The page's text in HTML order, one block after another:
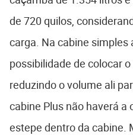
de 720 quilos,
carga. Na cabine simples
possibilidade de colocar
reduzindo o volume ali
cabine Plus não haverá a
estepe dentro da cabine.